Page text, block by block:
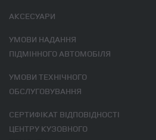
АКСЕСУАРИ
УМОВИ НАДАННЯ
ПІДМІННОГО АВТОМОБІЛЯ
УМОВИ ТЕХНІЧНОГО
ОБСЛУГОВУВАННЯ
СЕРТИФІКАТ ВІДПОВІДНОСТІ
ЦЕНТРУ КУЗОВНОГО